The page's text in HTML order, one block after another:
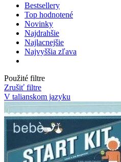
Bestsellery
Top hodnotené
Novinky
Najdrahšie
Najlacnejšie
Najvyššia zľava
Použité filtre
Zrušiť filtre
V talianskom jazyku